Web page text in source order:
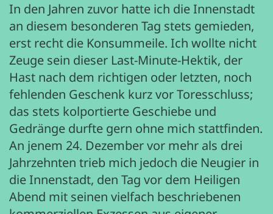
In den Jahren zuvor hatte ich die Innenstadt
an diesem besonderen Tag stets gemieden,
erst recht die Konsummeile. Ich wollte nicht
Zeuge sein dieser Last-Minute-Hektik, der
Hast nach dem richtigen oder letzten, noch
fehlenden Geschenk kurz vor Toresschluss;
das stets kolportierte Geschiebe und
Gedränge durfte gern ohne mich stattfinden.
An jenem 24. Dezember vor mehr als drei
Jahrzehnten trieb mich jedoch die Neugier in
die Innenstadt, den Tag vor dem Heiligen
Abend mit seinen vielfach beschriebenen